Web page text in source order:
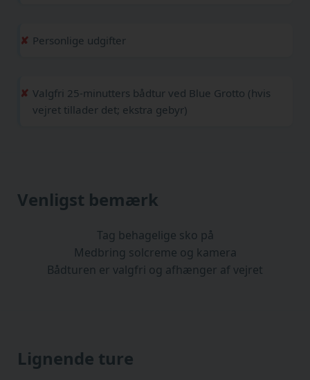
Personlige udgifter
Valgfri 25-minutters bådtur ved Blue Grotto (hvis
vejret tillader det; ekstra gebyr)
Venligst bemærk
Tag behagelige sko på
Medbring solcreme og kamera
Bådturen er valgfri og afhænger af vejret
Lignende ture